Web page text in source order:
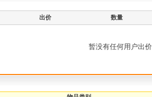
出价 数量
暂没有任何用户出价